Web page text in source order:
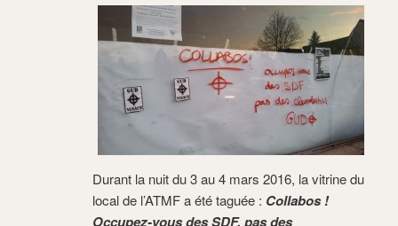
Durant la nuit du 3 au 4 mars 2016, la vitrine du
local de l’ATMF a été taguée : Collabos !
Occupez-vous des SDF, pas des